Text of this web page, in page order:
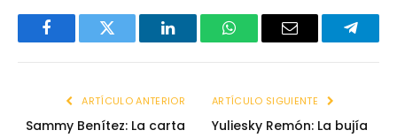
FacebookTwitter LinkedInWhatsAppEmail
ARTÍCULO ANTERIOR
Sammy Benítez: La carta
ARTÍCULO SIGUIENTE
Yuliesky Remón: La bujía